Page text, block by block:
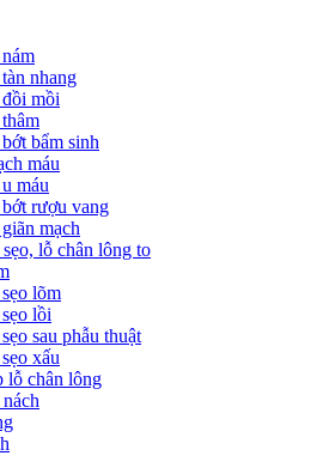
nhang
mồi
bẩm sinh
máu
máu
rượu vang
mạch
lỗ chân lông to
lõm
lồi
sau phẫu thuật
xấu
lỗ chân lông